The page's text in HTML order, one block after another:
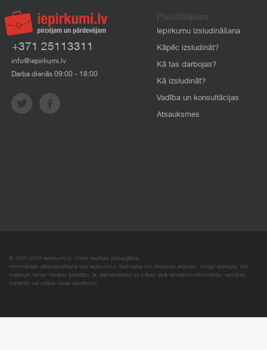
+371 25113311
info@iepirkumi.lv
Darba dienās 09:00 - 18:00
Pasūtītājiem
Iepirkumu izsludināšana
Kāpēc izsludināt?
Kā tas darbojas?
Kā izsludināt?
Vadība un konsultācijas
Atsauksmes
© 2007–2018 Iepirkumi.lv. Visas tiesības aizsargātas.
Informācijas pārpublicēšana bez iepirkumi.lv īpašnieka SIA Imperum atļaujas, stingri aizliegta. SIA
Imperum nenes nekādu atbildību, ja, pamatojoties uz mājas lapā atrodamo informāciju, radušies
materiāli vai citāda veida zaudējumi.